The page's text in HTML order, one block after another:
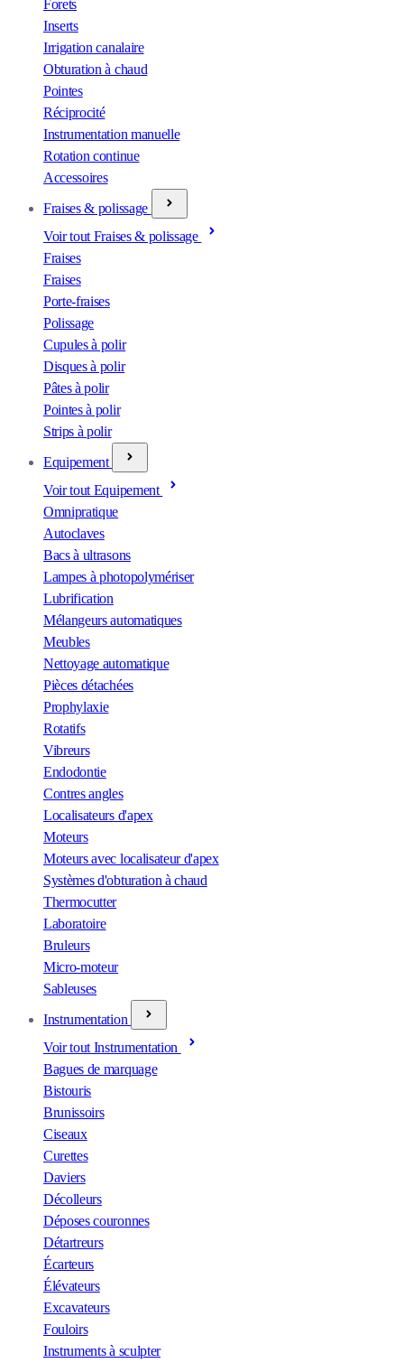
Forets
Inserts
Irrigation canalaire
Obturation à chaud
Pointes
Réciprocité
Instrumentation manuelle
Rotation continue
Accessoires
Fraises & polissage
Voir tout Fraises & polissage
Fraises
Fraises
Porte-fraises
Polissage
Cupules à polir
Disques à polir
Pâtes à polir
Pointes à polir
Strips à polir
Equipement
Voir tout Equipement
Omnipratique
Autoclaves
Bacs à ultrasons
Lampes à photopolymériser
Lubrification
Mélangeurs automatiques
Meubles
Nettoyage automatique
Pièces détachées
Prophylaxie
Rotatifs
Vibreurs
Endodontie
Contres angles
Localisateurs d'apex
Moteurs
Moteurs avec localisateur d'apex
Systèmes d'obturation à chaud
Thermocutter
Laboratoire
Bruleurs
Micro-moteur
Sableuses
Instrumentation
Voir tout Instrumentation
Bagues de marquage
Bistouris
Brunissoirs
Ciseaux
Curettes
Daviers
Décolleurs
Déposes couronnes
Détartreurs
Écarteurs
Élévateurs
Excavateurs
Fouloirs
Instruments à sculpter